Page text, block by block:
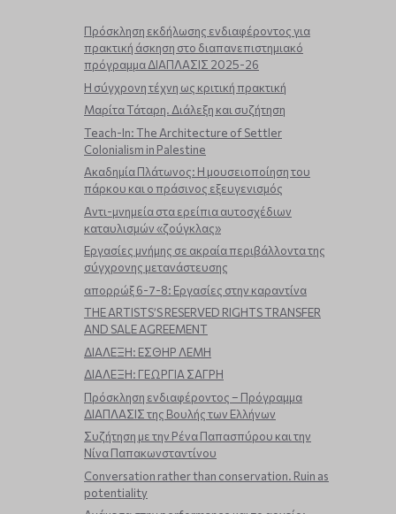
Πρόσκληση εκδήλωσης ενδιαφέροντος για
πρακτική άσκηση στο διαπανεπιστημιακό
πρόγραμμα ΔΙΑΠΛΑΣΙΣ 2025-26
Η σύγχρονη τέχνη ως κριτική πρακτική
Μαρίτα Τάταρη. Διάλεξη και συζήτηση
Teach-In: The Architecture of Settler
Colonialism in Palestine
Ακαδημία Πλάτωνος: Η μουσειοποίηση του
πάρκου και ο πράσινος εξευγενισμός
Aντι-μνημεία στα ερείπια αυτοσχέδιων
καταυλισμών «ζούγκλας»
Εργασίες μνήμης σε ακραία περιβάλλοντα της
σύγχρονης μετανάστευσης
απορρώξ 6-7-8: Εργασίες στην καραντίνα
THE ARTISTS’S RESERVED RIGHTS TRANSFER
AND SALE AGREEMENT
ΔΙΑΛΕΞΗ: ΕΣΘΗΡ ΛΕΜΗ
ΔΙΑΛΕΞΗ: ΓΕΩΡΓΙΑ ΣΑΓΡΗ
Πρόσκληση ενδιαφέροντος – Πρόγραμμα
ΔΙΑΠΛΑΣΙΣ της Βουλής των Ελλήνων
Συζήτηση με την Ρένα Παπασπύρου και την
Νίνα Παπακωνσταντίνου
Conversation rather than conservation. Ruin as
potentiality